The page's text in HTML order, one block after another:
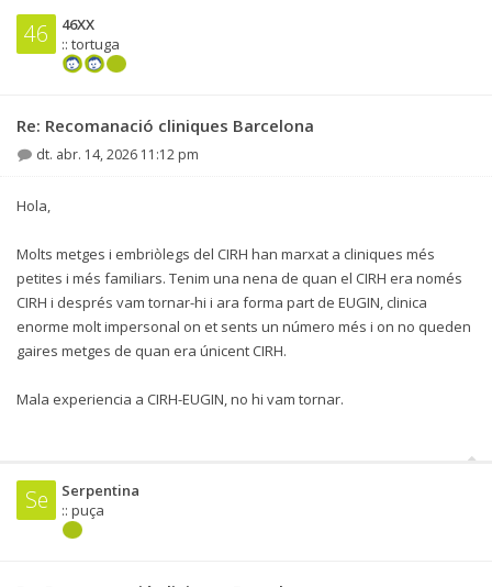
46
46XX
:: tortuga
Re: Recomanació cliniques Barcelona
dt. abr. 14, 2026 11:12 pm
Hola,
Molts metges i embriòlegs del CIRH han marxat a cliniques més
petites i més familiars. Tenim una nena de quan el CIRH era només
CIRH i després vam tornar-hi i ara forma part de EUGIN, clinica
enorme molt impersonal on et sents un número més i on no queden
gaires metges de quan era únicent CIRH.
Mala experiencia a CIRH-EUGIN, no hi vam tornar.
Se
Serpentina
:: puça